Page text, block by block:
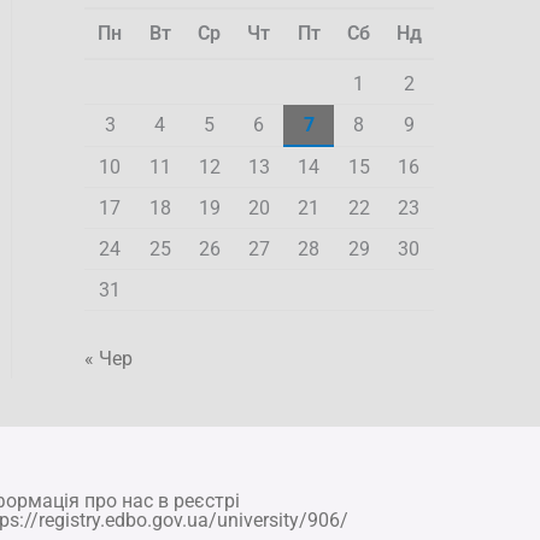
Пн Вт Ср Чт Пт Сб Нд
1
2
3
4 5 6 7 8
9
10
11 12 13 14 15
16
17
18 19 20 21 22
23
24
25 26 27 28 29
30
31
« Чер
про нас в реєстрі
registry.edbo.gov.ua/university/906/